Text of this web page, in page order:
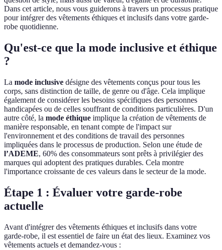
Dans cet article, nous vous guiderons à travers un processus pratique
pour intégrer des vêtements éthiques et inclusifs dans votre garde-
robe quotidienne.
Qu'est-ce que la mode inclusive et éthique
?
La mode inclusive désigne des vêtements conçus pour tous les
corps, sans distinction de taille, de genre ou d'âge. Cela implique
également de considérer les besoins spécifiques des personnes
handicapées ou de celles souffrant de conditions particulières. D'un
autre côté, la mode éthique implique la création de vêtements de
manière responsable, en tenant compte de l'impact sur
l'environnement et des conditions de travail des personnes
impliquées dans le processus de production. Selon une étude de
l’ADEME, 60% des consommateurs sont prêts à privilégier des
marques qui adoptent des pratiques durables. Cela montre
l'importance croissante de ces valeurs dans le secteur de la mode.
Étape 1 : Évaluer votre garde-robe
actuelle
Avant d'intégrer des vêtements éthiques et inclusifs dans votre
garde-robe, il est essentiel de faire un état des lieux. Examinez vos
vêtements actuels et demandez-vous :